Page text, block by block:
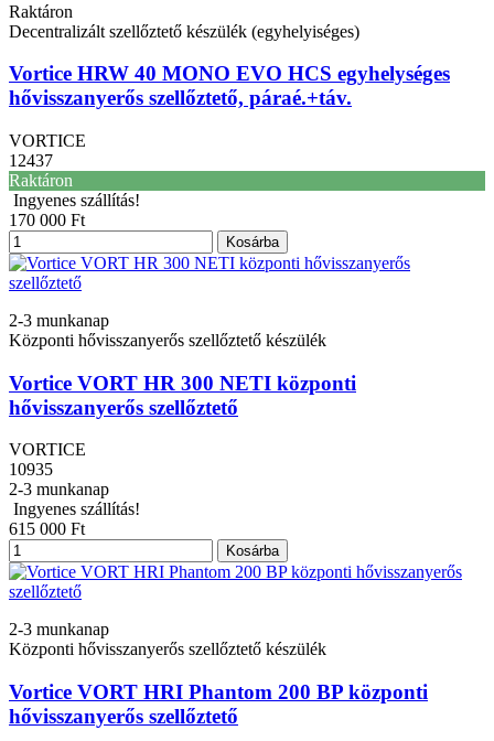
Raktáron
Decentralizált szellőztető készülék (egyhelyiséges)
Vortice HRW 40 MONO EVO HCS egyhelységes
hővisszanyerős szellőztető, páraé.+táv.
VORTICE
12437
Raktáron
Ingyenes szállítás!
170 000 Ft
Kosárba
2-3 munkanap
Központi hővisszanyerős szellőztető készülék
Vortice VORT HR 300 NETI központi
hővisszanyerős szellőztető
VORTICE
10935
2-3 munkanap
Ingyenes szállítás!
615 000 Ft
Kosárba
2-3 munkanap
Központi hővisszanyerős szellőztető készülék
Vortice VORT HRI Phantom 200 BP központi
hővisszanyerős szellőztető